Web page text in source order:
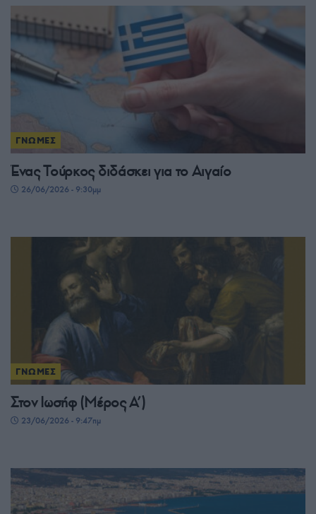
ΓΝΩΜΕΣ
Ένας Τούρκος διδάσκει για το Αιγαίο
26/06/2026 - 9:30μμ
ΓΝΩΜΕΣ
Στον Ιωσήφ (Μέρος Α’)
23/06/2026 - 9:47πμ